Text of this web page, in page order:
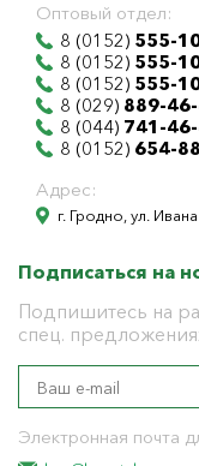
Оптовый отдел:
8 (0152) 555-
8 (0152) 555-
8 (0152) 555-
8 (029) 889-
8 (044) 741-
8 (0152) 654-
Адрес:
г. Гродно, ул.
Подписаться на
Подпишитесь на
спец.
Электронная почта